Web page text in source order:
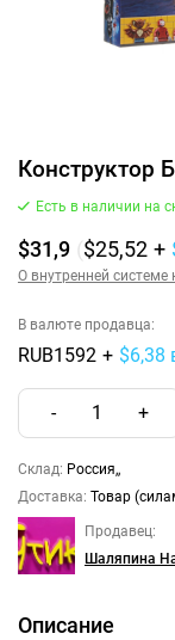
Конструктор
Есть в наличии на
$31,9 ($25,52 +
О внутренней системе
В валюте продавца:
RUB1592 + $6,38
- 1 +
Склад: Россия,,
Доставка: Товар
Продавец:
Шаляпина
Описание